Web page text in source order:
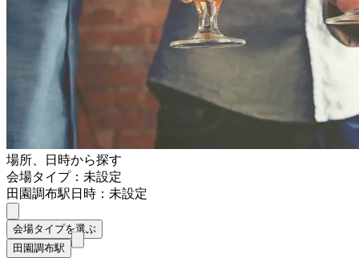
場所、日時から探す
会場タイプ：未設定
田園調布駅日時：未設定
会場タイプを選ぶ
田園調布駅